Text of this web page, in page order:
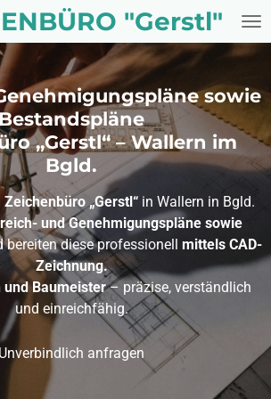
"Gerstl"
sowie
„Gerstl“ – Wallern im
Bgld.
Zeichenbüro „Gerstl“ in Wallern in Bgld.
und Genehmigungspläne sowie
bereiten diese professionell mittels CAD-
Zeichnung.
Baumeister– präzise, verständlich
und einreichfähig.
Unverbindlich anfragen